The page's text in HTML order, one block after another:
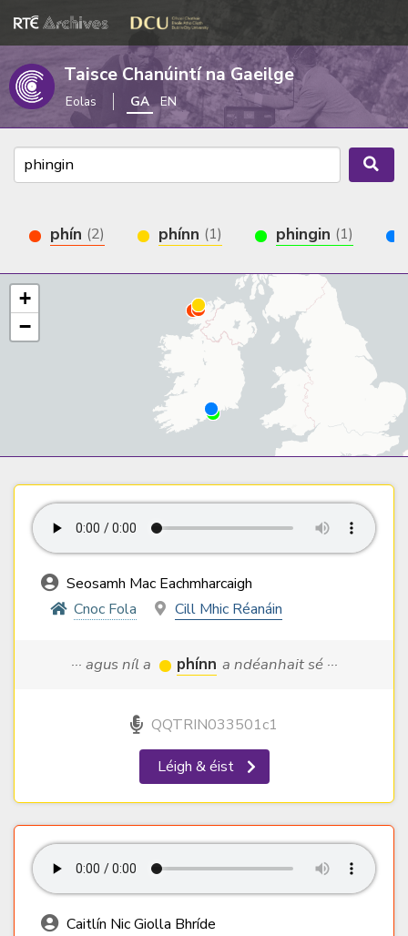
Taisce Chanúintí na Gaeilge
Eolas GA EN
phín (2) phínn (1) phingin (1)
+
−
Seosamh Mac Eachmharcaigh
Cnoc Fola
Cill Mhic Réanáin
··· agus níl a phínn a ndéanhait sé ···
QQTRIN033501c1
Léigh & éist
Caitlín Nic Giolla Bhríde